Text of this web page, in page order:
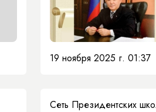
19 ноября 2025 г. 01:37